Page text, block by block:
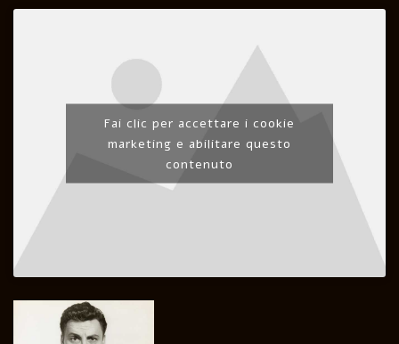
Fai clic per accettare i cookie
marketing e abilitare questo
contenuto